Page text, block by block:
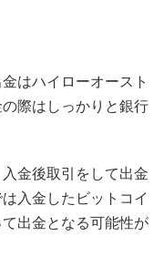
はハイローオースト
際はしっかりと銀行
金後取引をして出金
入金したビットコイ
出金となる可能性が